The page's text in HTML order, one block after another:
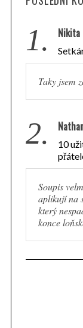
1. Nikita
Taky jsem
2.
10
Soupis
aplikují na
který
konce
S